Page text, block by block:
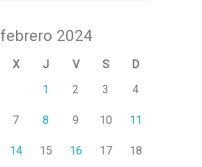
febrero 2024
X J V S
D
1
2 3 4
7 8 9 10 11
14 15 16 17 18